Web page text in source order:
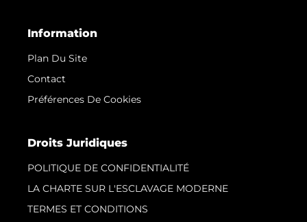
Information
Plan Du Site
Contact
Préférences De Cookies
Droits Juridiques
POLITIQUE DE CONFIDENTIALITÉ
LA CHARTE SUR L'ESCLAVAGE MODERNE
TERMES ET CONDITIONS